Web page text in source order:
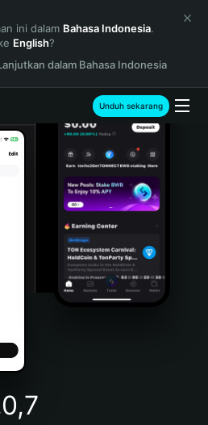
ini dalam Bahasa Indonesia.
English?
dalam Bahasa Indonesia
Unduh sekarang